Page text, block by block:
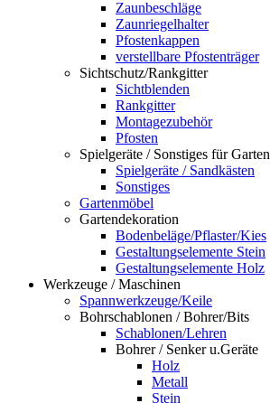
Zaunbeschläge
Zaunriegelhalter
Pfostenkappen
verstellbare Pfostenträger
Sichtschutz/Rankgitter
Sichtblenden
Rankgitter
Montagezubehör
Pfosten
Spielgeräte / Sonstiges für Garten
Spielgeräte / Sandkästen
Sonstiges
Gartenmöbel
Gartendekoration
Bodenbeläge/Pflaster/Kies
Gestaltungselemente Stein
Gestaltungselemente Holz
Werkzeuge / Maschinen
Spannwerkzeuge/Keile
Bohrschablonen / Bohrer/Bits
Schablonen/Lehren
Bohrer / Senker u.Geräte
Holz
Metall
Stein